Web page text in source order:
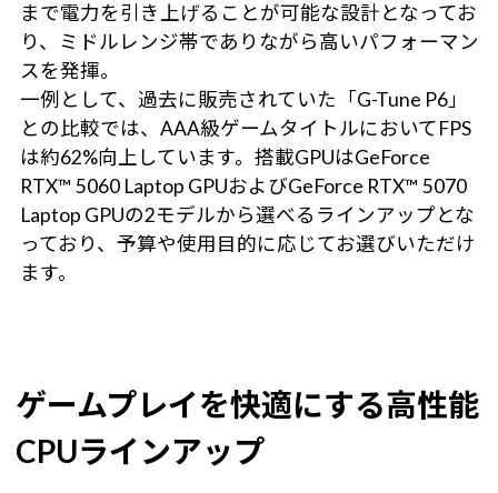
まで電力を引き上げることが可能な設計となってお
り、ミドルレンジ帯でありながら高いパフォーマン
スを発揮。
一例として、過去に販売されていた「G-Tune P6」
との比較では、AAA級ゲームタイトルにおいてFPS
は約62%向上しています。搭載GPUはGeForce
RTX™ 5060 Laptop GPUおよびGeForce RTX™ 5070
Laptop GPUの2モデルから選べるラインアップとな
っており、予算や使用目的に応じてお選びいただけ
ます。
ゲームプレイを快適にする高性能
CPUラインアップ